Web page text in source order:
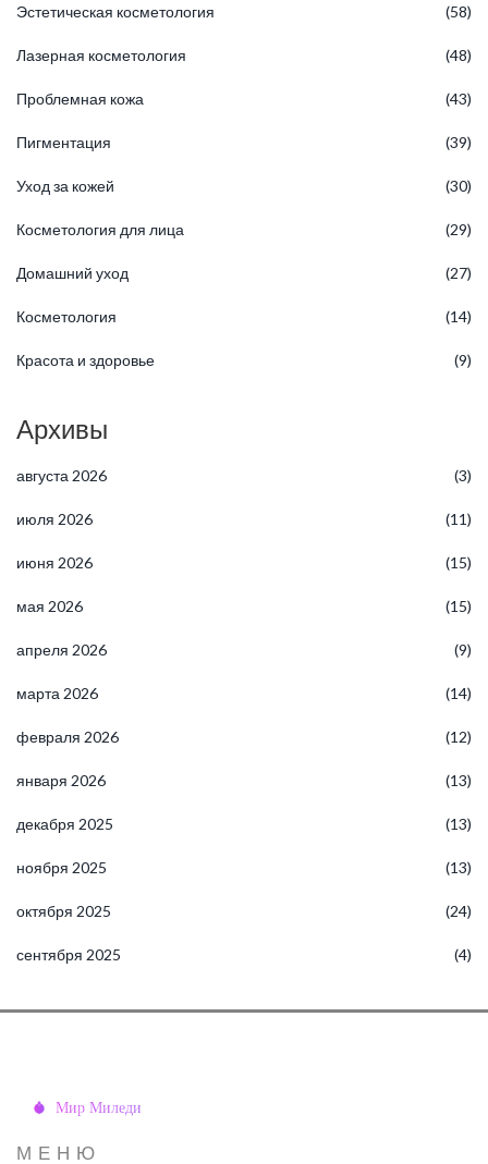
Эстетическая косметология (58)
Лазерная косметология (48)
Проблемная кожа (43)
Пигментация (39)
Уход за кожей (30)
Косметология для лица (29)
Домашний уход (27)
Косметология (14)
Красота и здоровье (9)
Архивы
августа 2026 (3)
июля 2026 (11)
июня 2026 (15)
мая 2026 (15)
апреля 2026 (9)
марта 2026 (14)
февраля 2026 (12)
января 2026 (13)
декабря 2025 (13)
ноября 2025 (13)
октября 2025 (24)
сентября 2025 (4)
МЕНЮ